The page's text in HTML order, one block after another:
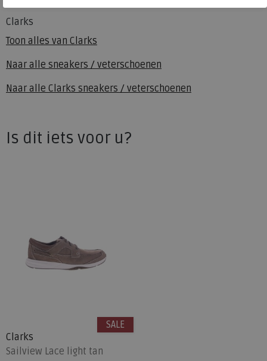
Clarks
Toon alles van Clarks
Naar alle sneakers / veterschoenen
Naar alle Clarks sneakers / veterschoenen
Is dit iets voor u?
Clarks
Sailview Lace light tan
SALE